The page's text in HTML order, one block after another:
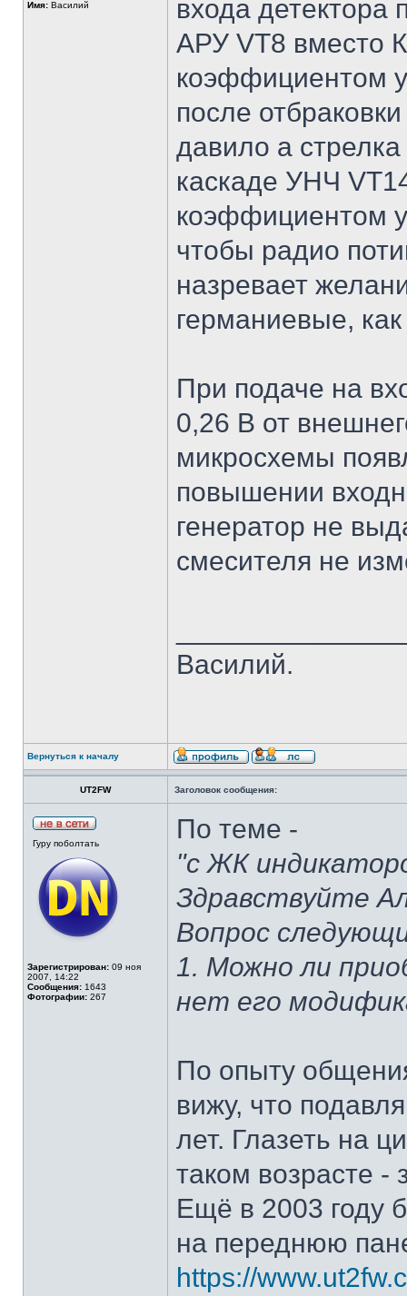
Имя: Василий
входа детектора
АРУ VT8 вместо
коэффициентом
после
давило а
каскаде УНЧ
коэффициентом
чтобы радио
назревает
германиевые,
При подаче на
0,26 В от
микросхемы
повышении
генератор не
смесителя не
Василий.
Вернуться к началу
UT2FW Заголовок сообщения:
Гуру поболтать
Зарегистрирован: 09 ноя
2007, 14:22
Сообщения: 1643
Фотографии: 267
По теме -
"с ЖК
Здравствуйте
Вопрос
1. Можно ли
нет его
По опыту
вижу, что
лет. Глазеть на
таком возрасте -
Ещё в 2003 году
на переднюю
https://